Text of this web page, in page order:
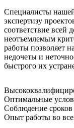
Специалисты
экспертизу
соответствие
неотъемлемым
работы позволяет
недочеты и
быстрого их
Оптимальные
Соблюдение
Опыт работы во